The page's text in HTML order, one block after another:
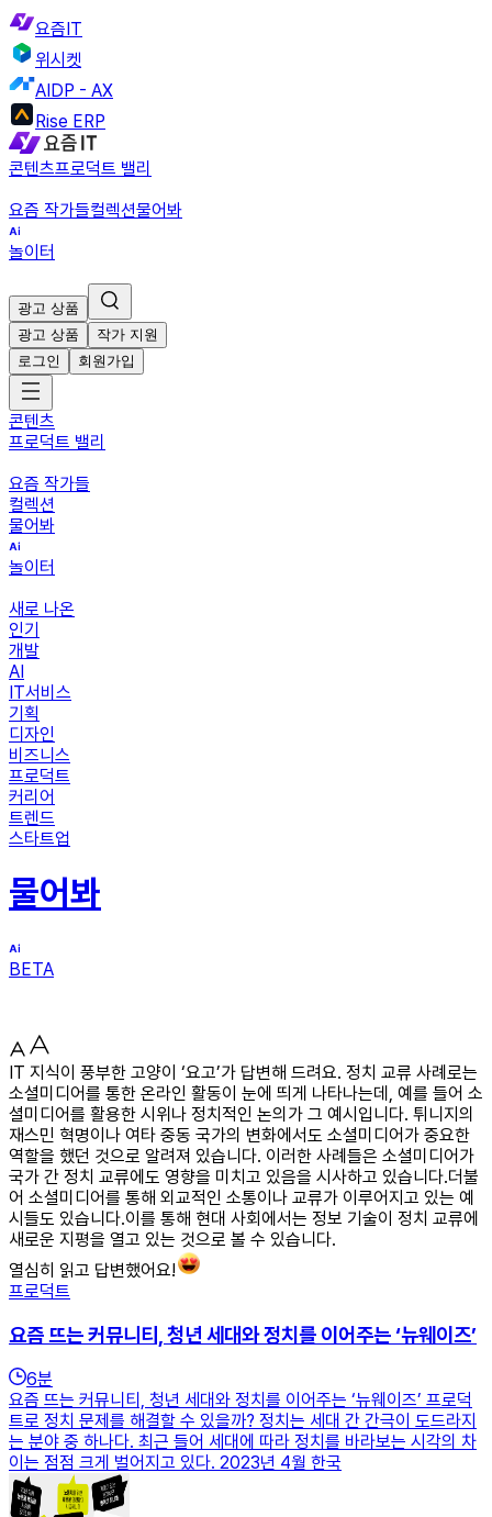
요즘IT
위시켓
AIDP - AX
Rise ERP
콘텐츠프로덕트 밸리
요즘 작가들컬렉션물어봐
놀이터
광고 상품
광고 상품
작가 지원
로그인
회원가입
콘텐츠
프로덕트 밸리
요즘 작가들
컬렉션
물어봐
놀이터
새로 나온
인기
개발
AI
IT서비스
기획
디자인
비즈니스
프로덕트
커리어
트렌드
스타트업
물어봐
BETA
IT 지식이 풍부한 고양이 ‘요고’가 답변해 드려요. 정치 교류 사례로는
소셜미디어를 통한 온라인 활동이 눈에 띄게 나타나는데, 예를 들어 소
셜미디어를 활용한 시위나 정치적인 논의가 그 예시입니다. 튀니지의
재스민 혁명이나 여타 중동 국가의 변화에서도 소셜미디어가 중요한
역할을 했던 것으로 알려져 있습니다. 이러한 사례들은 소셜미디어가
국가 간 정치 교류에도 영향을 미치고 있음을 시사하고 있습니다.더불
어 소셜미디어를 통해 외교적인 소통이나 교류가 이루어지고 있는 예
시들도 있습니다.이를 통해 현대 사회에서는 정보 기술이 정치 교류에
새로운 지평을 열고 있는 것으로 볼 수 있습니다.
열심히 읽고 답변했어요!
프로덕트
요즘 뜨는 커뮤니티, 청년 세대와 정치를 이어주는 ‘뉴웨이즈’
6분
요즘 뜨는 커뮤니티, 청년 세대와 정치를 이어주는 ‘뉴웨이즈’ 프로덕
트로 정치 문제를 해결할 수 있을까? 정치는 세대 간 간극이 도드라지
는 분야 중 하나다. 최근 들어 세대에 따라 정치를 바라보는 시각의 차
이는 점점 크게 벌어지고 있다. 2023년 4월 한국